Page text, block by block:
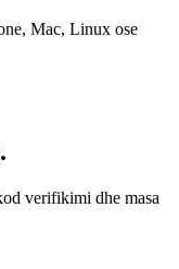
Mac, Linux ose
verifikimi dhe masa